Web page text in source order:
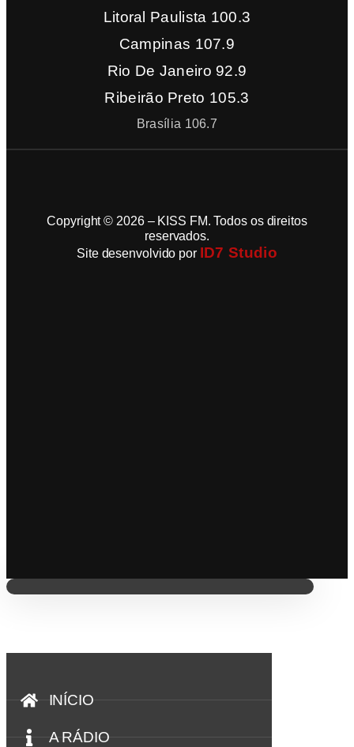
Litoral Paulista 100.3
Campinas 107.9
Rio De Janeiro 92.9
Ribeirão Preto 105.3
Brasília 106.7
Copyright © 2026 – KISS FM. Todos os direitos
reservados.
Site desenvolvido por ID7 Studio
INÍCIO
A RÁDIO